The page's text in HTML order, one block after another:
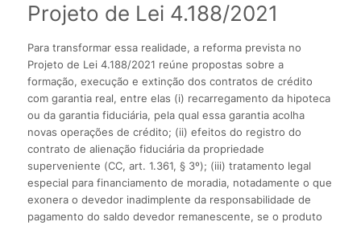
Projeto de Lei 4.188/2021
Para transformar essa realidade, a reforma prevista no
Projeto de Lei 4.188/2021 reúne propostas sobre a
formação, execução e extinção dos contratos de crédito
com garantia real, entre elas (i) recarregamento da hipoteca
ou da garantia fiduciária, pela qual essa garantia acolha
novas operações de crédito; (ii) efeitos do registro do
contrato de alienação fiduciária da propriedade
superveniente (CC, art. 1.361, § 3º); (iii) tratamento legal
especial para financiamento de moradia, notadamente o que
exonera o devedor inadimplente da responsabilidade de
pagamento do saldo devedor remanescente, se o produto